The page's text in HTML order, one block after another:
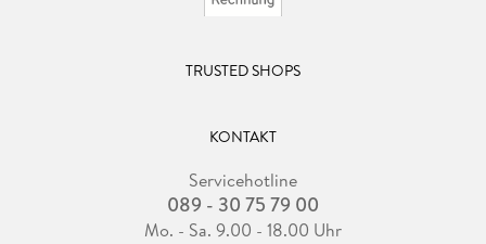
TRUSTED SHOPS
KONTAKT
Servicehotline
089 - 30 75 79 00
Mo. - Sa. 9.00 - 18.00 Uhr